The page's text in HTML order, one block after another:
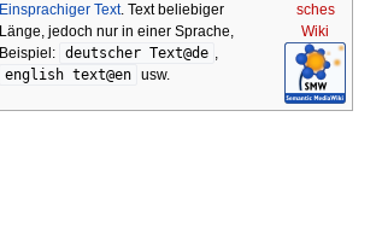
sches
Wiki
Einsprachiger Text. Text beliebiger
Länge, jedoch nur in einer Sprache,
Beispiel: deutscher Text@de ,
english text@en usw.